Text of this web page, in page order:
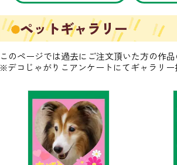
ペットギャラリー
このページでは過去にご注文頂いた方の作
※デコじゃがりこアンケートにてギャラリ